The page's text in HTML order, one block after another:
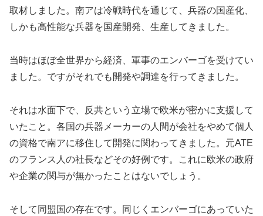
取材しました。南アは冷戦時代を通じて、兵器の国産化、
しかも高性能な兵器を国産開発、生産してきました。
当時はほぼ全世界から経済、軍事のエンバーゴを受けてい
ました。ですがそれでも開発や調達を行ってきました。
それは水面下で、反共という立場で欧米が密かに支援して
いたこと。各国の兵器メーカーの人間が会社をやめて個人
の資格で南アに移住して開発に関わってきました。元ATE
のフランス人の社長などその好例です。これに欧米の政府
や企業の関与が無かったことはないでしょう。
そして同盟国の存在です。同じくエンバーゴにあっていた